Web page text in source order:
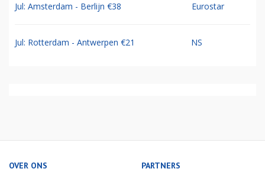
Jul: Amsterdam - Berlijn €38 Eurostar
Jul: Rotterdam - Antwerpen €21 NS
OVER ONS PARTNERS